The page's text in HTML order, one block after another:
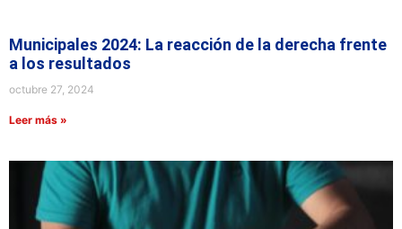
Municipales 2024: La reacción de la derecha frente
a los resultados
octubre 27, 2024
Leer más »